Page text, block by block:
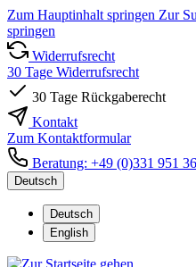
Zum Hauptinhalt springen Zur
springen
Widerrufsrecht
30 Tage Widerrufsrecht
30 Tage Rückgaberecht
Kontakt
Zum Kontaktformular
Beratung: +49 (0)331 951
Deutsch
Deutsch
English